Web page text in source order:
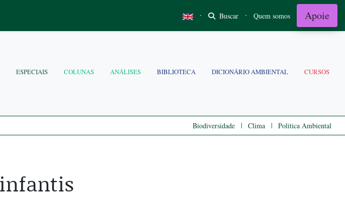
· Buscar · Quem somos Apoie
ESPECIAIS COLUNAS ANÁLISES BIBLIOTECA DICIONÁRIO AMBIENTAL CURSOS
Biodiversidade | Clima | Politica Ambiental